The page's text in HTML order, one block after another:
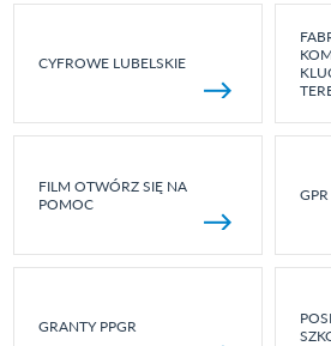
CYFROWE LUBELSKIE
FILM OTWÓRZ SIĘ NA
POMOC
GRANTY PPGR